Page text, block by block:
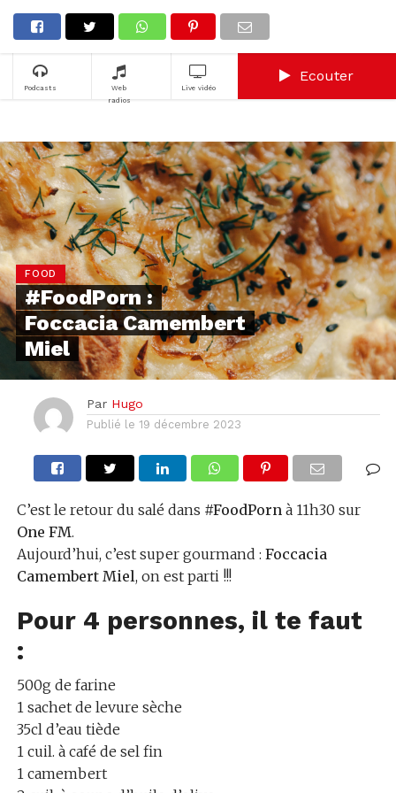
Podcasts
Web
radios
Live vidéo
Ecouter
FOOD
#FoodPorn :
Foccacia Camembert
Miel
Par Hugo
Publié le 19 décembre 2023
C’est le retour du salé dans #FoodPorn à 11h30 sur
One FM.
Aujourd’hui, c’est super gourmand : Foccacia
Camembert Miel, on est parti !!!
Pour 4 personnes, il te faut
:
500g de farine
1 sachet de levure sèche
35cl d’eau tiède
1 cuil. à café de sel fin
1 camembert